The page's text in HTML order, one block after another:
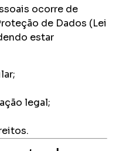
ocorre de
de Dados (Lei
estar
legal;